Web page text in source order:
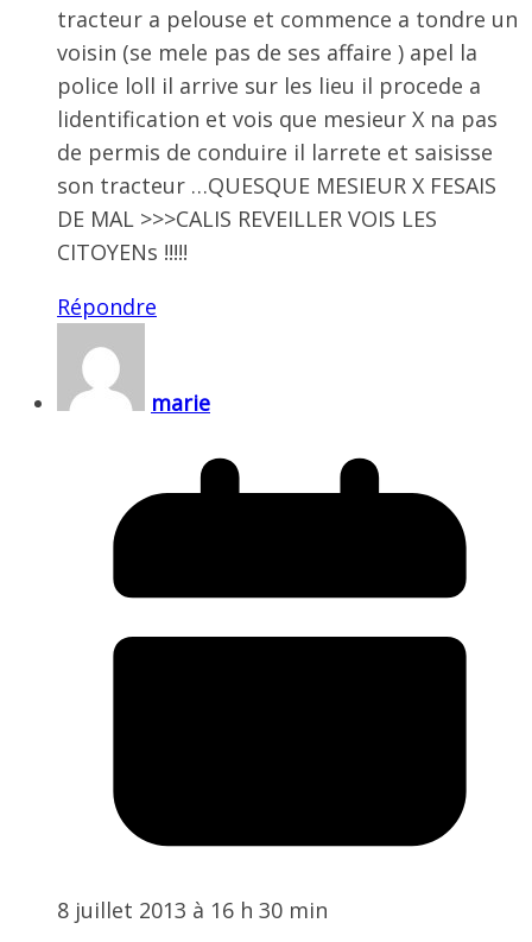
tracteur a pelouse et commence a tondre un
voisin (se mele pas de ses affaire ) apel la
police loll il arrive sur les lieu il procede a
lidentification et vois que mesieur X na pas
de permis de conduire il larrete et saisisse
son tracteur …QUESQUE MESIEUR X FESAIS
DE MAL >>>CALIS REVEILLER VOIS LES
CITOYENs !!!!!
Répondre
marie
8 juillet 2013 à 16 h 30 min